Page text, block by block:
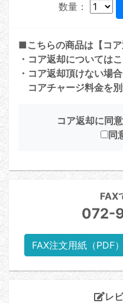
数量：
■こちらの商品は【コア
・コア返却については
・コア返却頂けない場合
コアチャージ料金を別
コア返却に同
同
FAX
072-
FAX注文用紙（PDF）
レ